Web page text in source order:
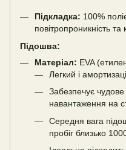
Підкладка: 100%
повітропроникність
Підошва:
Матеріал: EVA
Легкий і
Забезпечує
навантаження на
Середня вага
пробіг близько